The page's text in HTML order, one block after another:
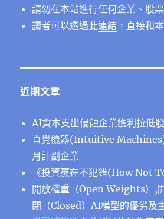
請勿在本站進行任何企業、股
讀者可以透過此連結 ，直接和
近期文章
AI資本支出侵蝕企業獲利拉低
直覺機器(Intuitive
月計劃企業
《投資贏在不犯錯(How Not
開放權重（Open Weights）,
閉（Closed）AI模型的優劣及